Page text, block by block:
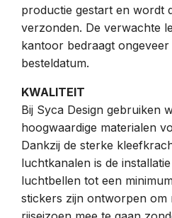
productie gestart en wordt
verzonden. De verwachte
kantoor bedraagt ongeveer
besteldatum.
KWALITEIT
Bij Syca Design gebruiken
hoogwaardige materialen
Dankzij de sterke
luchtkanalen is de
luchtbellen tot een
stickers zijn ontworpen om